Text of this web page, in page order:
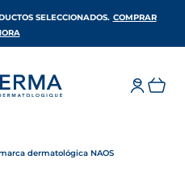
SELECCIONADOS​. COMPRAR
dermatológica NAOS